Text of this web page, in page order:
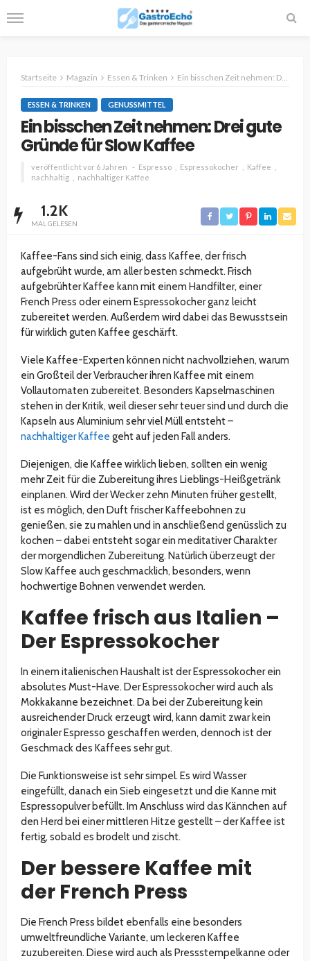
Startseite Magazin Essen & Trinken Ein bisschen Zeit nehmen: Drei gute Gründe für Slow Kaffee
ESSEN & TRINKEN GENUSSMITTEL
Ein bisschen Zeit nehmen: Drei gute
Gründe für Slow Kaffee
veröffentlicht vor 6 Jahren Espresso Espressokocher
Kaffee
nachhaltig
nachhaltiger Kaffee
1.2K
MAL GELESEN
Kaffee-Fans sind sich einig, dass Kaffee, der frisch
aufgebrüht wurde, am aller besten schmeckt. Frisch
aufgebrühter Kaffee kann mit einem Handfilter, einer
French Press oder einem Espressokocher ganz leicht
zubereitet werden. Außerdem wird dabei das Bewusstsein
für wirklich guten Kaffee geschärft.
Viele Kaffee-Experten können nicht nachvollziehen, warum
ein Großteil der Verbraucher ihren Kaffee mit einem
Vollautomaten zubereitet. Besonders Kapselmaschinen
stehen in der Kritik, weil dieser sehr teuer sind und durch die
Kapseln aus Aluminium sehr viel Müll entsteht –
nachhaltiger Kaffee geht auf jeden Fall anders.
Diejenigen, die Kaffee wirklich lieben, sollten ein wenig
mehr Zeit für die Zubereitung ihres Lieblings-Heißgetränk
einplanen. Wird der Wecker zehn Minuten früher gestellt,
ist es möglich, den Duft frischer Kaffeebohnen zu
genießen, sie zu mahlen und in anschließend genüsslich zu
kochen – dabei entsteht sogar ein meditativer Charakter
der morgendlichen Zubereitung. Natürlich überzeugt der
Slow Kaffee auch geschmacklich, besonders, wenn
hochwertige Bohnen verwendet werden.
Kaffee frisch aus Italien –
Der Espressokocher
In einem italienischen Haushalt ist der Espressokocher ein
absolutes Must-Have. Der Espressokocher wird auch als
Mokkakanne bezeichnet. Da bei der Zubereitung kein
ausreichender Druck erzeugt wird, kann damit zwar kein
originaler Espresso geschaffen werden, dennoch ist der
Geschmack des Kaffees sehr gut.
Die Funktionsweise ist sehr simpel. Es wird Wasser
eingefüllt, danach ein Sieb eingesetzt und die Kanne mit
Espressopulver befüllt. Im Anschluss wird das Kännchen auf
den Herd bei einer mittleren Hitze gestellt – der Kaffee ist
fertig, sobald es brodelt und zischt.
Der bessere Kaffee mit
der French Press
Die French Press bildet ebenfalls eine besonders
umweltfreundliche Variante, um leckeren Kaffee
zuzubereiten. Diese wird auch als Pressstempelkanne oder